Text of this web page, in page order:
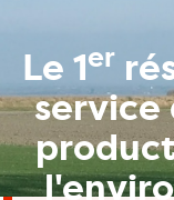
Le 1er
service